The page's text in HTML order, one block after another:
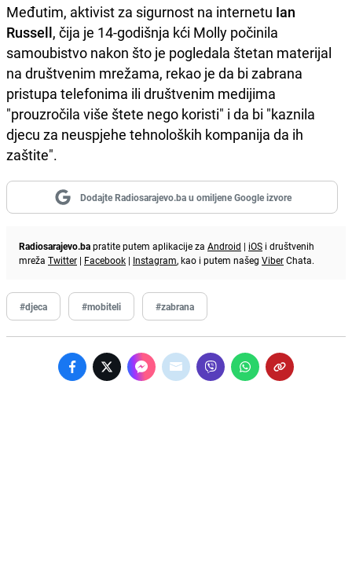
Međutim, aktivist za sigurnost na internetu Ian
Russell, čija je 14-godišnja kći Molly počinila
samoubistvo nakon što je pogledala štetan materijal
na društvenim mrežama, rekao je da bi zabrana
pristupa telefonima ili društvenim medijima
"prouzročila više štete nego koristi" i da bi "kaznila
djecu za neuspjehe tehnoloških kompanija da ih
zaštite".
Dodajte Radiosarajevo.ba u omiljene Google izvore
Radiosarajevo.bapratite putem aplikacije za Android | iOS i društvenih
mreža Twitter | Facebook | Instagram, kao i putem našeg ViberChata.
#djeca #mobiteli #zabrana